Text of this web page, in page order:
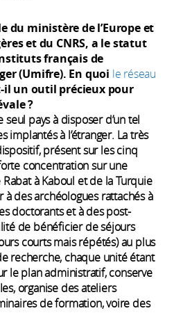
du ministère de l’Europe et
et du CNRS, a le statut
français de
(Umifre). En quoi le réseau
il un outil précieux pour
?
seul pays à disposer d’un tel
implantés à l’étranger. La très
présent sur les cinq
concentration sur une
à Kaboul et de la Turquie
à des archéologues rattachés à
doctorants et à des post-
de bénéficier de séjours
courts mais répétés) au plus
recherche, chaque unité étant
le plan administratif, conserve
organise des ateliers
de formation, voire des